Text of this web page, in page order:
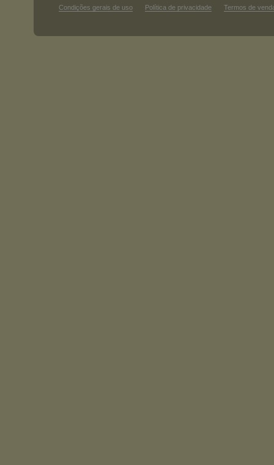
Condições gerais de uso Política de privacidade Termos de